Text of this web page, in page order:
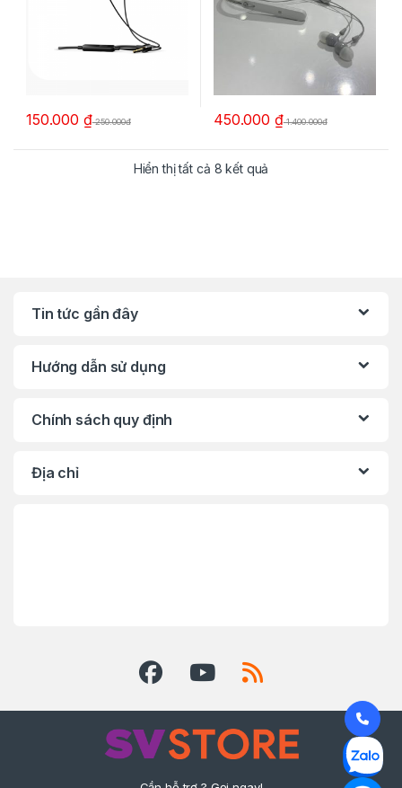
150.000 ₫250.000đ 450.000 ₫1.400.000đ
Hiển thị tất cả 8 kết quả
Tin tức gần đây
Hướng dẫn sử dụng
Chính sách quy định
Địa chỉ